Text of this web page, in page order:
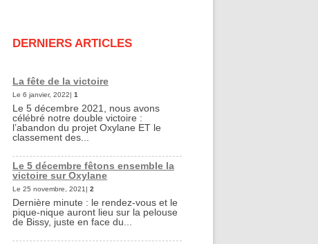
DERNIERS ARTICLES
La fête de la victoire
Le 6 janvier, 2022| 1
Le 5 décembre 2021, nous avons
célébré notre double victoire :
l’abandon du projet Oxylane ET le
classement des...
Le 5 décembre fêtons ensemble la
victoire sur Oxylane
Le 25 novembre, 2021| 2
Dernière minute : le rendez-vous et le
pique-nique auront lieu sur la pelouse
de Bissy, juste en face du...